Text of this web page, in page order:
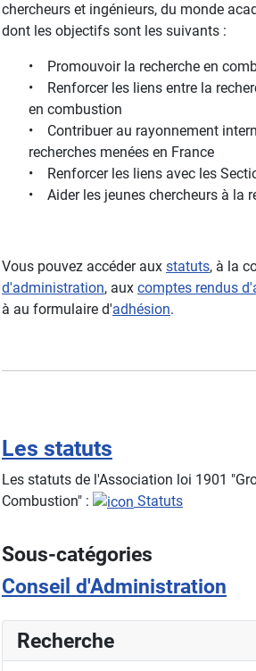
chercheurs et ingénieurs, du monde
dont les objectifs sont les suivants :
• Promouvoir la recherche en
• Renforcer les liens entre la
en combustion
• Contribuer au rayonnement
recherches menées en France
• Renforcer les liens avec les
• Aider les jeunes chercheurs à la
Vous pouvez accéder aux statuts, à la
d'administration, aux comptes rendus
à au formulaire d'adhésion.
Les statuts
Les statuts de l'Association loi 1901
Combustion" :
Statuts
Sous-catégories
Conseil d'Administration
Recherche